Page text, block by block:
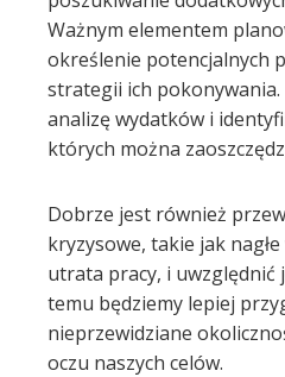
Ważnym elementem
określenie potencjalnych
strategii ich
analizę wydatków i
których można
Dobrze jest również
kryzysowe, takie jak
utrata pracy, i uwzględnić
temu będziemy lepiej
nieprzewidziane
oczu naszych celów.